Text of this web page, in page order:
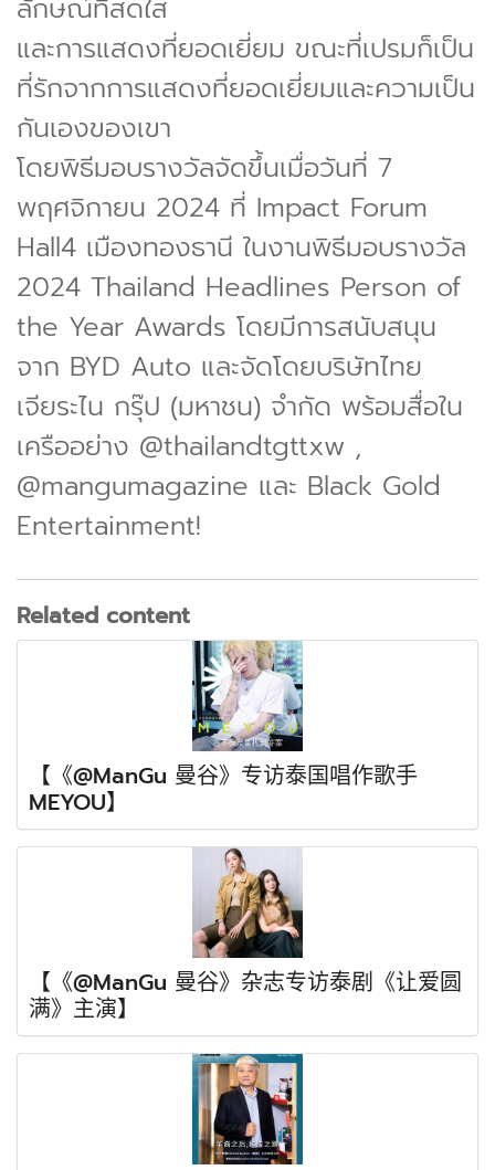
ลักษณ์ที่สดใส
และการแสดงที่ยอดเยี่ยม ขณะที่เปรมก็เป็น
ที่รักจากการแสดงที่ยอดเยี่ยมและความเป็น
กันเองของเขา
โดยพิธีมอบรางวัลจัดขึ้นเมื่อวันที่ 7
พฤศจิกายน 2024 ที่ Impact Forum
Hall4 เมืองทองธานี ในงานพิธีมอบรางวัล
2024 Thailand Headlines Person of
the Year Awards โดยมีการสนับสนุน
จาก BYD Auto และจัดโดยบริษัทไทย
เจียระไน กรุ๊ป (มหาชน) จำกัด พร้อมสื่อใน
เครืออย่าง @thailandtgttxw ,
@mangumagazine และ Black Gold
Entertainment!
Related content
【《@ManGu 曼谷》专访泰国唱作歌手
MEYOU】
【《@ManGu 曼谷》杂志专访泰剧《让爱圆
满》主演】